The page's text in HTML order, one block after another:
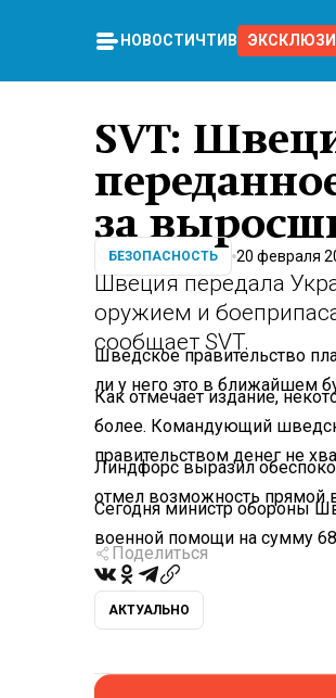
НОВОСТИ ЧТИВО
SVT:
за
БЕЗОПАСНОСТЬ 20 февраля
Швеция передала
оружием и
сообщает SVT.
Шведское правительство
ли у него это в ближайшем
Как отмечает издание,
более. Командующий
правительством денег не
Линдфорс выразил
отмел возможность прямой
Сегодня министр обороны
военной помощи на сумму
Поделиться
АКТУАЛЬНО